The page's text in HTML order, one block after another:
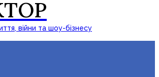
війни та шоу-бізнесу